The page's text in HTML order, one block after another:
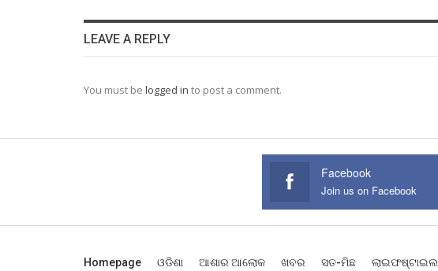
LEAVE A REPLY
You must be logged in to post a comment.
Facebook
Join us on Facebook
Homepage ଓଡିଶା ଆଶାର ଆଲୋକ ଖବର ସତ-ମିଛ ଲାଇଫଷ୍ଟାଇଲ